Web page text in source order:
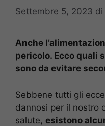
Settembre 5, 2023 di
Anche
pericolo. Ecco quali
sono da evitare
Sebbene tutti gli
dannosi per il nostro
salute, esistono